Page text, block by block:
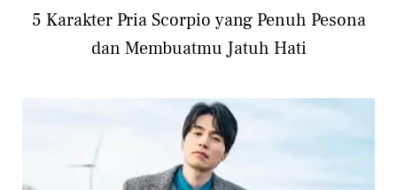
5 Karakter Pria Scorpio yang Penuh Pesona
dan Membuatmu Jatuh Hati